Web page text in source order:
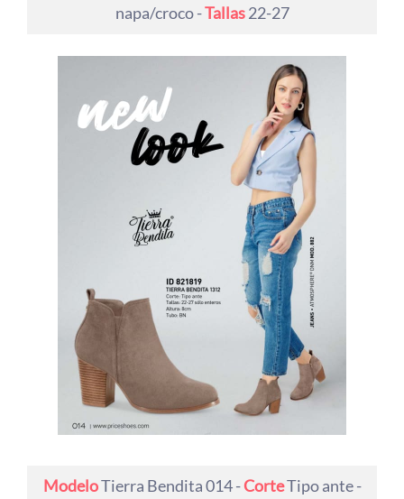
napa/croco -Tallas22-27
ModeloTierra Bendita 014 -CorteTipo ante -